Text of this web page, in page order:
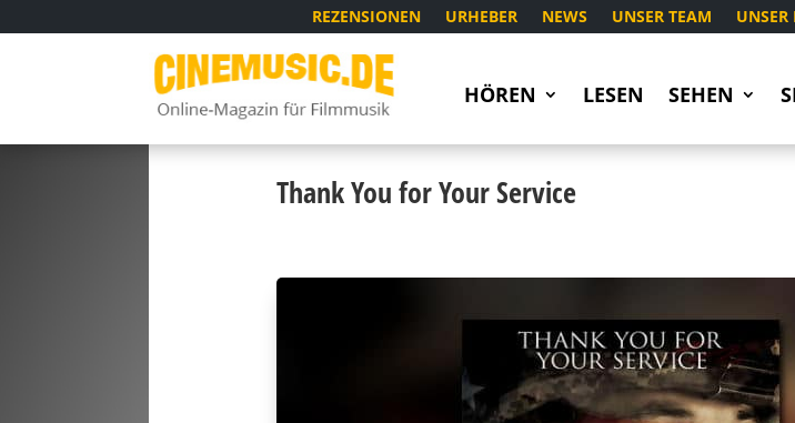
REZENSIONEN URHEBER NEWS UNSER TEAM UNSER
HÖREN LESEN SEHEN
Thank You for Your Service